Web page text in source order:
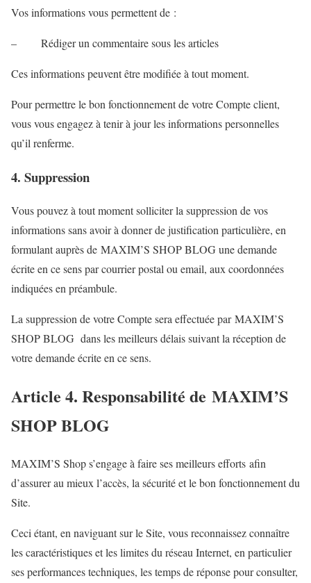
Vos informations vous permettent de :
– Rédiger un commentaire sous les articles
Ces informations peuvent être modifiée à tout moment.
Pour permettre le bon fonctionnement de votre Compte client,
vous vous engagez à tenir à jour les informations personnelles
qu’il renferme.
4. Suppression
Vous pouvez à tout moment solliciter la suppression de vos
informations sans avoir à donner de justification particulière, en
formulant auprès de MAXIM’S SHOP BLOG une demande
écrite en ce sens par courrier postal ou email, aux coordonnées
indiquées en préambule.
La suppression de votre Compte sera effectuée par MAXIM’S
SHOP BLOG dans les meilleurs délais suivant la réception de
votre demande écrite en ce sens.
Article 4. Responsabilité de MAXIM’S
SHOP BLOG
MAXIM’S Shop s’engage à faire ses meilleurs efforts afin
d’assurer au mieux l’accès, la sécurité et le bon fonctionnement du
Site.
Ceci étant, en naviguant sur le Site, vous reconnaissez connaître
les caractéristiques et les limites du réseau Internet, en particulier
ses performances techniques, les temps de réponse pour consulter,